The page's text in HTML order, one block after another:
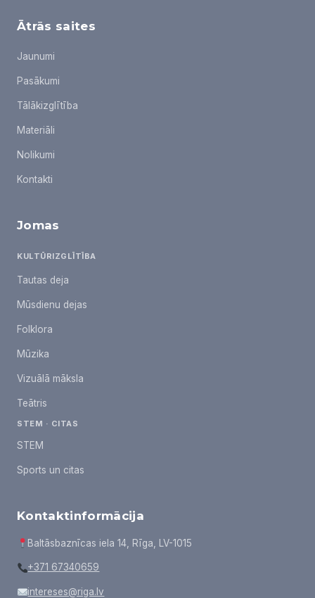
Ātrās saites
Jaunumi
Pasākumi
Tālākizglītība
Materiāli
Nolikumi
Kontakti
Jomas
KULTŪRIZGLĪTĪBA
Tautas deja
Mūsdienu dejas
Folklora
Mūzika
Vizuālā māksla
Teātris
STEM · CITAS
STEM
Sports un citas
Kontaktinformācija
Baltāsbaznīcas iela 14, Rīga, LV-1015
+371 67340659
intereses@riga.lv